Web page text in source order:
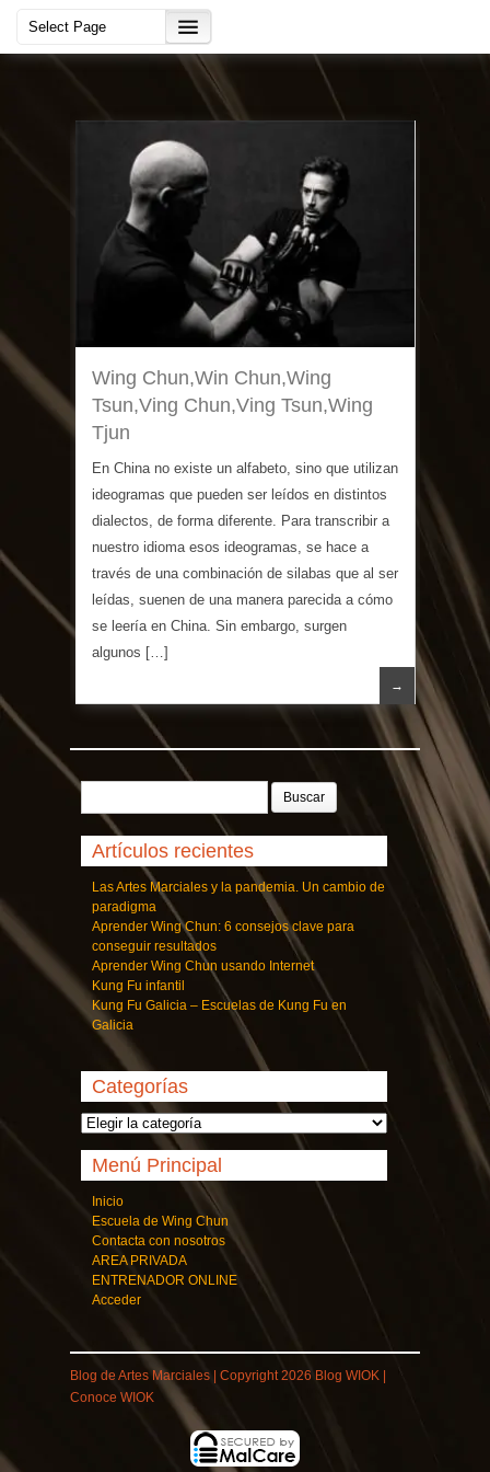
Wing Chun,Win Chun,Wing
Tsun,Ving Chun,Ving Tsun,Wing
Tjun
En China no existe un alfabeto, sino que utilizan
ideogramas que pueden ser leídos en distintos
dialectos, de forma diferente. Para transcribir a
nuestro idioma esos ideogramas, se hace a
través de una combinación de silabas que al ser
leídas, suenen de una manera parecida a cómo
se leería en China. Sin embargo, surgen
algunos […]
→
Buscar:
Artículos recientes
Las Artes Marciales y la pandemia. Un cambio de
paradigma
Aprender Wing Chun: 6 consejos clave para
conseguir resultados
Aprender Wing Chun usando Internet
Kung Fu infantil
Kung Fu Galicia – Escuelas de Kung Fu en
Galicia
Categorías
Categorías
Menú Principal
Inicio
Escuela de Wing Chun
Contacta con nosotros
AREA PRIVADA
ENTRENADOR ONLINE
Acceder
Blog de Artes Marciales | Copyright 2026 Blog WIOK |
Conoce WIOK